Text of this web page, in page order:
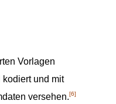
Vorlagen
kodiert und mit
versehen.[6]